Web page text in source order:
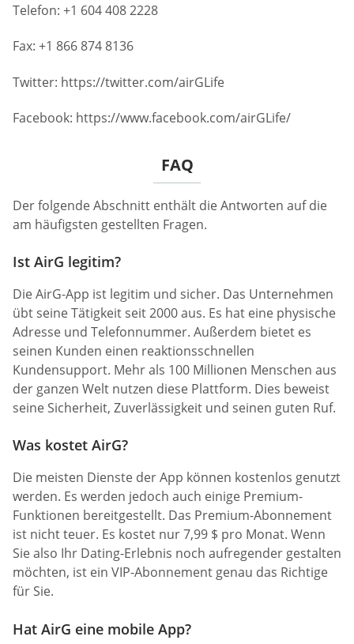
Telefon: +1 604 408 2228
Fax: +1 866 874 8136
Twitter: https://twitter.com/airGLife
Facebook: https://www.facebook.com/airGLife/
FAQ
Der folgende Abschnitt enthält die Antworten auf die
am häufigsten gestellten Fragen.
Ist AirG legitim?
Die AirG-App ist legitim und sicher. Das Unternehmen
übt seine Tätigkeit seit 2000 aus. Es hat eine physische
Adresse und Telefonnummer. Außerdem bietet es
seinen Kunden einen reaktionsschnellen
Kundensupport. Mehr als 100 Millionen Menschen aus
der ganzen Welt nutzen diese Plattform. Dies beweist
seine Sicherheit, Zuverlässigkeit und seinen guten Ruf.
Was kostet AirG?
Die meisten Dienste der App können kostenlos genutzt
werden. Es werden jedoch auch einige Premium-
Funktionen bereitgestellt. Das Premium-Abonnement
ist nicht teuer. Es kostet nur 7,99 $ pro Monat. Wenn
Sie also Ihr Dating-Erlebnis noch aufregender gestalten
möchten, ist ein VIP-Abonnement genau das Richtige
für Sie.
Hat AirG eine mobile App?